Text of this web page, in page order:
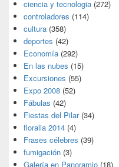
ciencia y tecnologia (272)
controladores (114)
cultura (358)
deportes (42)
Economía (292)
En las nubes (15)
Excursiones (55)
Expo 2008 (52)
Fábulas (42)
Fiestas del Pilar(34)
floralia 2014 (4)
Frases célebres (39)
fumigación (3)
Galería en Panoramio (18)